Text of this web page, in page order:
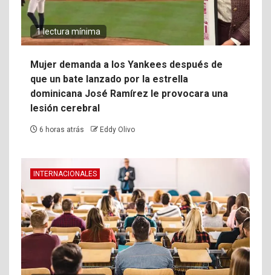
1 lectura mínima
Mujer demanda a los Yankees después de
que un bate lanzado por la estrella
dominicana José Ramírez le provocara una
lesión cerebral
6 horas atrás Eddy Olivo
INTERNACIONALES